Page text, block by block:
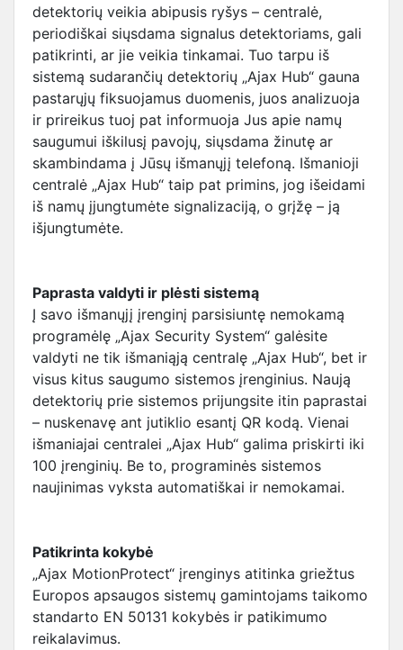
detektorių veikia abipusis ryšys – centralė,
periodiškai siųsdama signalus detektoriams, gali
patikrinti, ar jie veikia tinkamai. Tuo tarpu iš
sistemą sudarančių detektorių „Ajax Hub“ gauna
pastarųjų fiksuojamus duomenis, juos analizuoja
ir prireikus tuoj pat informuoja Jus apie namų
saugumui iškilusį pavojų, siųsdama žinutę ar
skambindama į Jūsų išmanųjį telefoną. Išmanioji
centralė „Ajax Hub“ taip pat primins, jog išeidami
iš namų įjungtumėte signalizaciją, o grįžę – ją
išjungtumėte.
Paprasta valdyti ir plėsti sistemą
Į savo išmanųjį įrenginį parsisiuntę nemokamą
programėlę „Ajax Security System“ galėsite
valdyti ne tik išmaniąją centralę „Ajax Hub“, bet ir
visus kitus saugumo sistemos įrenginius. Naują
detektorių prie sistemos prijungsite itin paprastai
– nuskenavę ant jutiklio esantį QR kodą. Vienai
išmaniajai centralei „Ajax Hub“ galima priskirti iki
100 įrenginių. Be to, programinės sistemos
naujinimas vyksta automatiškai ir nemokamai.
Patikrinta kokybė
„Ajax MotionProtect“ įrenginys atitinka griežtus
Europos apsaugos sistemų gamintojams taikomo
standarto EN 50131 kokybės ir patikimumo
reikalavimus.